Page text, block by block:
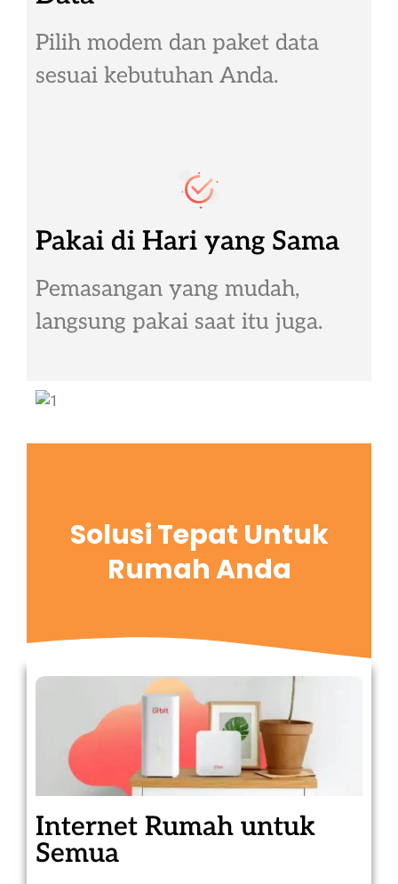
Pilih modem dan paket data
sesuai kebutuhan Anda.
Pakai di Hari yang Sama
Pemasangan yang mudah,
langsung pakai saat itu juga.
Solusi Tepat Untuk
Rumah Anda
Internet Rumah untuk
Semua